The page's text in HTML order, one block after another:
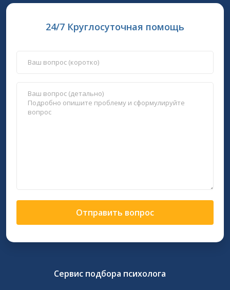
24/7 Круглосуточная помощь
Отправить вопрос
Сервис подбора психолога